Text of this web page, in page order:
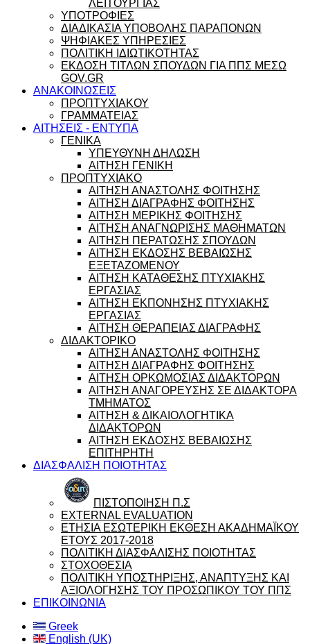
ΛΕΙΤΟΥΡΓΙΑΣ
ΥΠΟΤΡΟΦΙΕΣ
ΔΙΑΔΙΚΑΣΙΑ ΥΠΟΒΟΛΗΣ ΠΑΡΑΠΟΝΩΝ
ΨΗΦΙΑΚΕΣ ΥΠΗΡΕΣΙΕΣ
ΠΟΛΙΤΙΚΗ ΙΔΙΩΤΙΚΟΤΗΤΑΣ
ΕΚΔΟΣΗ ΤΙΤΛΩΝ ΣΠΟΥΔΩΝ ΓΙΑ ΠΠΣ ΜΕΣΩ
GOV.GR
ΑΝΑΚΟΙΝΩΣΕΙΣ
ΠΡΟΠΤΥΧΙΑΚΟΥ
ΓΡΑΜΜΑΤΕΙΑΣ
ΑΙΤΗΣΕΙΣ - ΕΝΤΥΠΑ
ΓΕΝΙΚΑ
ΥΠΕΥΘΥΝΗ ΔΗΛΩΣΗ
ΑΙΤΗΣΗ ΓΕΝΙΚΗ
ΠΡΟΠΤΥΧΙΑΚΟ
ΑΙΤΗΣΗ ΑΝΑΣΤΟΛΗΣ ΦΟΙΤΗΣΗΣ
ΑΙΤΗΣΗ ΔΙΑΓΡΑΦΗΣ ΦΟΙΤΗΣΗΣ
ΑΙΤΗΣΗ ΜΕΡΙΚΗΣ ΦΟΙΤΗΣΗΣ
ΑΙΤΗΣΗ ΑΝΑΓΝΩΡΙΣΗΣ ΜΑΘΗΜΑΤΩΝ
ΑΙΤΗΣΗ ΠΕΡΑΤΩΣΗΣ ΣΠΟΥΔΩΝ
ΑΙΤΗΣΗ ΕΚΔΟΣΗΣ ΒΕΒΑΙΩΣΗΣ
ΕΞΕΤΑΖΟΜΕΝΟΥ
ΑΙΤΗΣΗ ΚΑΤΑΘΕΣΗΣ ΠΤΥΧΙΑΚΗΣ
ΕΡΓΑΣΙΑΣ
ΑΙΤΗΣΗ ΕΚΠΟΝΗΣΗΣ ΠΤΥΧΙΑΚΗΣ
ΕΡΓΑΣΙΑΣ
ΑΙΤΗΣΗ ΘΕΡΑΠΕΙΑΣ ΔΙΑΓΡΑΦΗΣ
ΔΙΔΑΚΤΟΡΙΚΟ
ΑΙΤΗΣΗ ΑΝΑΣΤΟΛΗΣ ΦΟΙΤΗΣΗΣ
ΑΙΤΗΣΗ ΔΙΑΓΡΑΦΗΣ ΦΟΙΤΗΣΗΣ
ΑΙΤΗΣΗ ΟΡΚΩΜΟΣΙΑΣ ΔΙΔΑΚΤΟΡΩΝ
ΑΙΤΗΣΗ ΑΝΑΓΟΡΕΥΣΗΣ ΣΕ ΔΙΔΑΚΤΟΡΑ
ΤΜΗΜΑΤΟΣ
ΑΙΤΗΣΗ & ΔΙΚΑΙΟΛΟΓΗΤΙΚΑ
ΔΙΔΑΚΤΟΡΩΝ
ΑΙΤΗΣΗ ΕΚΔΟΣΗΣ ΒΕΒΑΙΩΣΗΣ
ΕΠΙΤΗΡΗΤΗ
ΔΙΑΣΦΑΛΙΣΗ ΠΟΙΟΤΗΤΑΣ
ΠΙΣΤΟΠΟΙΗΣΗ Π.Σ
EXTERNAL EVALUATION
ΕΤΗΣΙΑ ΕΣΩΤΕΡΙΚΗ ΕΚΘΕΣΗ ΑΚΑΔΗΜΑΪΚΟΥ
ΕΤΟΥΣ 2017-2018
ΠΟΛΙΤΙΚΗ ΔΙΑΣΦΑΛΙΣΗΣ ΠΟΙΟΤΗΤΑΣ
ΣΤΟΧΟΘΕΣΙΑ
ΠΟΛΙΤΙΚΗ ΥΠΟΣΤΗΡΙΞΗΣ, ΑΝΑΠΤΥΞΗΣ ΚΑΙ
ΑΞΙΟΛΟΓΗΣΗΣ ΤΟΥ ΠΡΟΣΩΠΙΚΟΥ ΤΟΥ ΠΠΣ
ΕΠΙΚΟΙΝΩΝΙΑ
Greek
English (UK)